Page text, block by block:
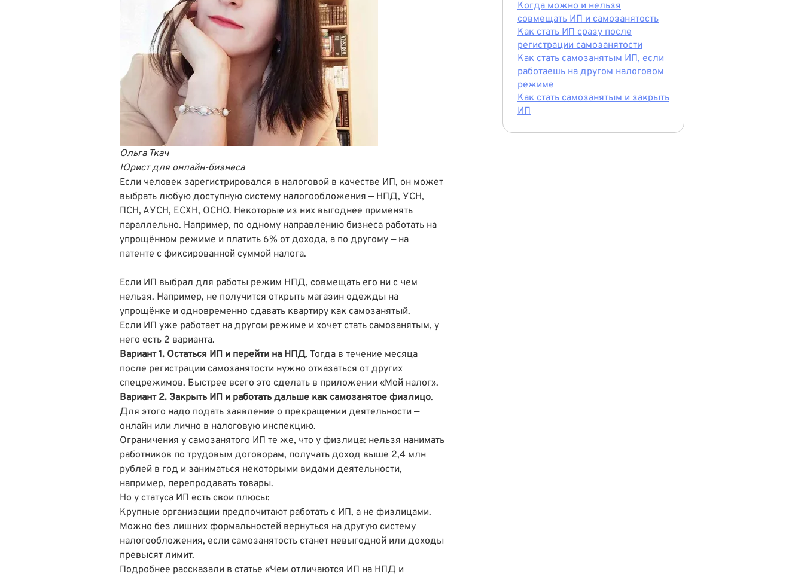
Ольга Ткач
Юрист для онлайн-бизнеса
Если человек зарегистрировался в налоговой в качестве ИП, он может
выбрать любую доступную систему налогообложения — НПД, УСН,
ПСН, АУСН, ЕСХН, ОСНО. Некоторые из них выгоднее применять
параллельно. Например, по одному направлению бизнеса работать на
упрощённом режиме и платить 6% от дохода, а по другому — на
патенте с фиксированной суммой налога.
Если ИП выбрал для работы режим НПД, совмещать его ни с чем
нельзя. Например, не получится открыть магазин одежды на
упрощёнке и одновременно сдавать квартиру как самозанятый.
Если ИП уже работает на другом режиме и хочет стать самозанятым, у
него есть 2 варианта.
Вариант 1. Остаться ИП и перейти на НПД. Тогда в течение месяца
после регистрации самозанятости нужно отказаться от других
спецрежимов. Быстрее всего это сделать в приложении «Мой налог».
Вариант 2. Закрыть ИП и работать дальше как самозанятое физлицо.
Для этого надо подать заявление о прекращении деятельности —
онлайн или лично в налоговую инспекцию.
Ограничения у самозанятого ИП те же, что у физлица: нельзя нанимать
работников по трудовым договорам, получать доход выше 2,4 млн
рублей в год и заниматься некоторыми видами деятельности,
например, перепродавать товары.
Но у статуса ИП есть свои плюсы:
Крупные организации предпочитают работать с ИП, а не физлицами.
Можно без лишних формальностей вернуться на другую систему
налогообложения, если самозанятость станет невыгодной или доходы
превысят лимит.
Подробнее рассказали в статье «Чем отличаются ИП на НПД и
Когда можно и нельзя
совмещать ИП и самозанятость
Как стать ИП сразу после
регистрации самозанятости
Как стать самозанятым ИП, если
работаешь на другом налоговом
режиме
Как стать самозанятым и закрыть
ИП